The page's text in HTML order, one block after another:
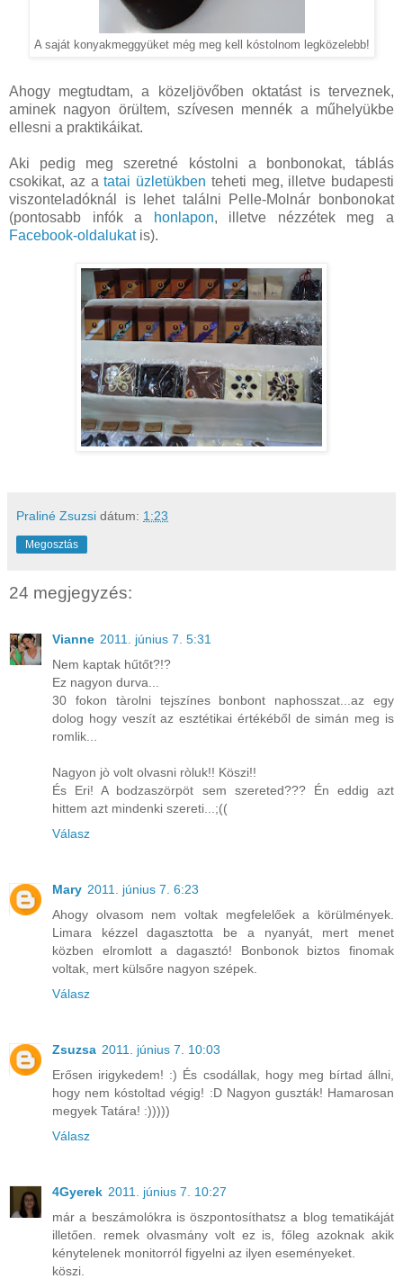
A saját konyakmeggyüket még meg kell kóstolnom legközelebb!
Ahogy megtudtam, a közeljövőben oktatást is terveznek,
aminek nagyon örültem, szívesen mennék a műhelyükbe
ellesni a praktikáikat.
Aki pedig meg szeretné kóstolni a bonbonokat, táblás
csokikat, az atatai üzletükben teheti meg, illetve budapesti
viszonteladóknál is lehet találni Pelle-Molnár bonbonokat
(pontosabb infók a
honlapon, illetve nézzétek meg a
Facebook-oldalukatis).
Praliné Zsuzsi dátum: 1:23
Megosztás
24 megjegyzés:
Vianne 2011. június 7. 5:31
Nem kaptak hűtőt?!?
Ez nagyon durva...
30 fokon tàrolni tejszínes bonbont naphosszat...az egy
dolog hogy veszít az esztétikai értékéből de simán meg is
romlik...
Nagyon jò volt olvasni ròluk!! Köszi!!
És Eri! A bodzaszörpöt sem szereted??? Én eddig azt
hittem azt mindenki szereti...;((
Válasz
Mary 2011. június 7. 6:23
Ahogy olvasom nem voltak megfelelőek a körülmények.
Limara kézzel dagasztotta be a nyanyát, mert menet
közben elromlott a dagasztó! Bonbonok biztos finomak
voltak, mert külsőre nagyon szépek.
Válasz
Zsuzsa 2011. június 7. 10:03
Erősen irigykedem! :) És csodállak, hogy meg bírtad állni,
hogy nem kóstoltad végig! :D Nagyon guszták! Hamarosan
megyek Tatára! :)))))
Válasz
4Gyerek 2011. június 7. 10:27
már a beszámolókra is öszpontosíthatsz a blog tematikáját
illetően. remek olvasmány volt ez is, főleg azoknak akik
kénytelenek monitorról figyelni az ilyen eseményeket.
köszi.